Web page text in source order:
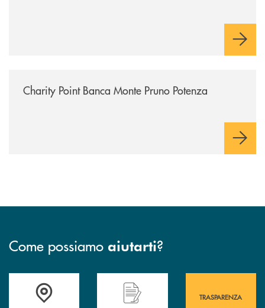
Charity Point Banca Monte Pruno Potenza
Come possiamo aiutarti?
Accedi all' elenco completo&nbsp; delle&nbsp; filiali&nbsp; di Banca
Hai bisogno di assistenza immediata?
TRASPARENZA